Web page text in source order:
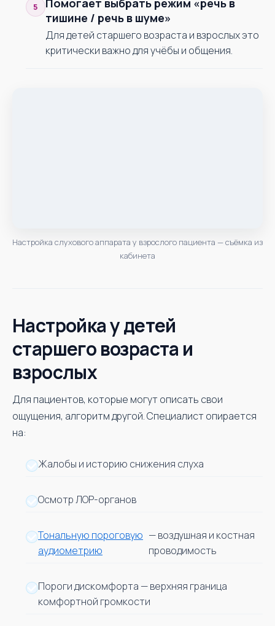
Помогает выбрать режим «речь в
тишине / речь в шуме»
Для детей старшего возраста и взрослых это
критически важно для учёбы и общения.
Настройка слухового аппарата у взрослого пациента — съёмка из
кабинета
Настройка у детей
старшего возраста и
взрослых
Для пациентов, которые могут описать свои
ощущения, алгоритм другой. Специалист опирается
на:
Жалобы и историю снижения слуха
Осмотр ЛОР-органов
Тональную пороговую
аудиометрию
— воздушная и костная
проводимость
Пороги дискомфорта — верхняя граница
комфортной громкости